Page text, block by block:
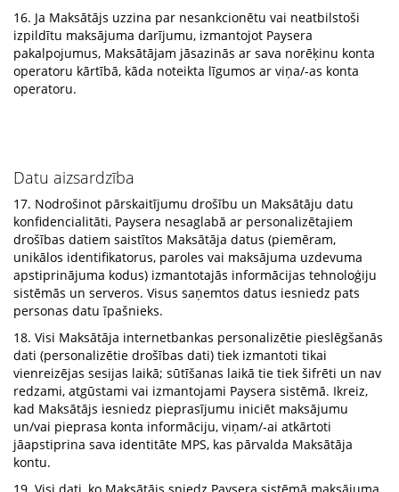
16. Ja Maksātājs uzzina par nesankcionētu vai neatbilstoši
izpildītu maksājuma darījumu, izmantojot Paysera
pakalpojumus, Maksātājam jāsazinās ar sava norēķinu konta
operatoru kārtībā, kāda noteikta līgumos ar viņa/-as konta
operatoru.
Datu aizsardzība
17. Nodrošinot pārskaitījumu drošību un Maksātāju datu
konfidencialitāti, Paysera nesaglabā ar personalizētajiem
drošības datiem saistītos Maksātāja datus (piemēram,
unikālos identifikatorus, paroles vai maksājuma uzdevuma
apstiprinājuma kodus) izmantotajās informācijas tehnoloģiju
sistēmās un serveros. Visus saņemtos datus iesniedz pats
personas datu īpašnieks.
18. Visi Maksātāja internetbankas personalizētie pieslēgšanās
dati (personalizētie drošības dati) tiek izmantoti tikai
vienreizējas sesijas laikā; sūtīšanas laikā tie tiek šifrēti un nav
redzami, atgūstami vai izmantojami Paysera sistēmā. Ikreiz,
kad Maksātājs iesniedz pieprasījumu iniciēt maksājumu
un/vai pieprasa konta informāciju, viņam/-ai atkārtoti
jāapstiprina sava identitāte MPS, kas pārvalda Maksātāja
kontu.